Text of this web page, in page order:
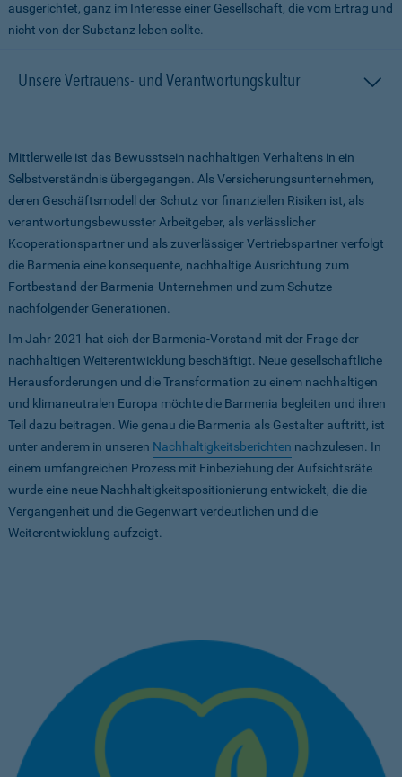
ausgerichtet, ganz im Interesse einer Gesellschaft, die vom Ertrag und
nicht von der Substanz leben sollte.
Unsere Vertrauens- und Verantwortungskultur
Mittlerweile ist das Bewusstsein nachhaltigen Verhaltens in ein
Selbstverständnis übergegangen. Als Versicherungsunternehmen,
deren Geschäftsmodell der Schutz vor finanziellen Risiken ist, als
verantwortungsbewusster Arbeitgeber, als verlässlicher
Kooperationspartner und als zuverlässiger Vertriebspartner verfolgt
die Barmenia eine konsequente, nachhaltige Ausrichtung zum
Fortbestand der Barmenia-Unternehmen und zum Schutze
nachfolgender Generationen.
Im Jahr 2021 hat sich der Barmenia-Vorstand mit der Frage der
nachhaltigen Weiterentwicklung beschäftigt. Neue gesellschaftliche
Herausforderungen und die Transformation zu einem nachhaltigen
und klimaneutralen Europa möchte die Barmenia begleiten und ihren
Teil dazu beitragen. Wie genau die Barmenia als Gestalter auftritt, ist
unter anderem in unseren Nachhaltigkeitsberichten nachzulesen. In
einem umfangreichen Prozess mit Einbeziehung der Aufsichtsräte
wurde eine neue Nachhaltigkeitspositionierung entwickelt, die die
Vergangenheit und die Gegenwart verdeutlichen und die
Weiterentwicklung aufzeigt.